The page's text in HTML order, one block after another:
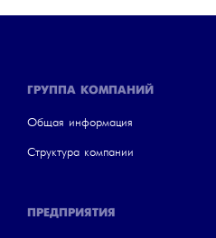
ГРУППА КОМПАНИЙ
Общая информация
Структура компании
ПРЕДПРИЯТИЯ